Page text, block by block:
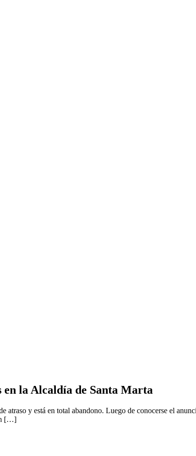
en la Alcaldía de Santa Marta
atraso y está en total abandono. Luego de conocerse el
[…]